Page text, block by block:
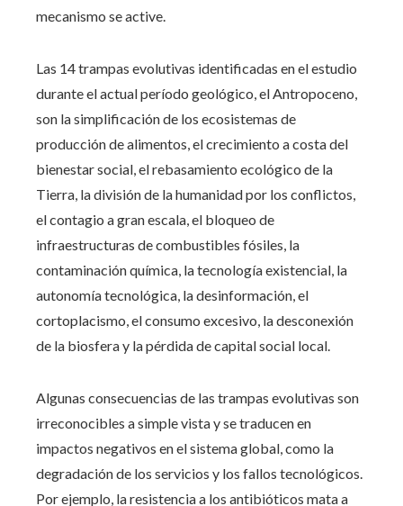
mecanismo se active.
Las 14 trampas evolutivas identificadas en el estudio
durante el actual período geológico, el Antropoceno,
son la simplificación de los ecosistemas de
producción de alimentos, el crecimiento a costa del
bienestar social, el rebasamiento ecológico de la
Tierra, la división de la humanidad por los conflictos,
el contagio a gran escala, el bloqueo de
infraestructuras de combustibles fósiles, la
contaminación química, la tecnología existencial, la
autonomía tecnológica, la desinformación, el
cortoplacismo, el consumo excesivo, la desconexión
de la biosfera y la pérdida de capital social local.
Algunas consecuencias de las trampas evolutivas son
irreconocibles a simple vista y se traducen en
impactos negativos en el sistema global, como la
degradación de los servicios y los fallos tecnológicos.
Por ejemplo, la resistencia a los antibióticos mata a